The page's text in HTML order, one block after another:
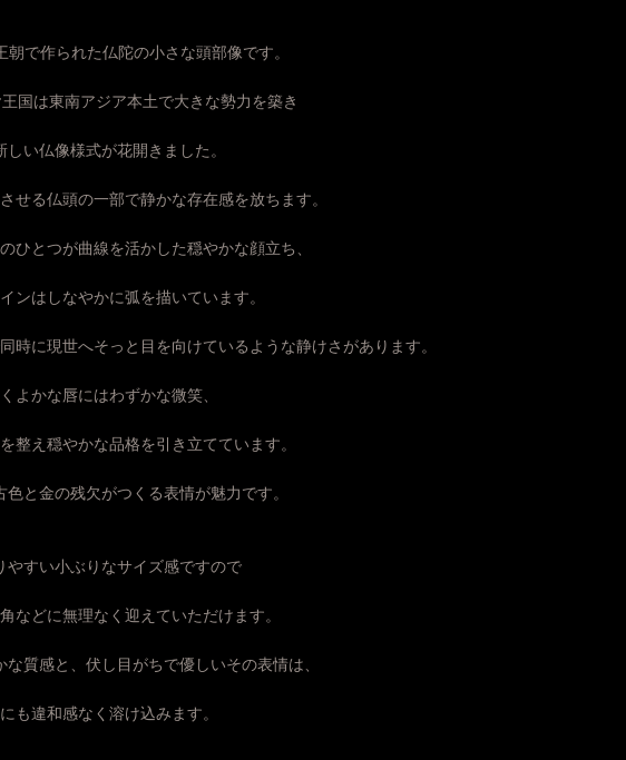
で作られた仏陀の小さな頭部像です。
国は東南アジア本土で大きな勢力を築き
しい仏像様式が花開きました。
せる仏頭の一部で静かな存在感を放ちます。
ひとつが曲線を活かした穏やかな顔立ち、
ンはしなやかに弧を描いています。
時に現世へそっと目を向けているような静けさがあります。
よかな唇にはわずかな微笑、
整え穏やかな品格を引き立てています。
と金の残欠がつくる表情が魅力です。
やすい小ぶりなサイズ感ですので
などに無理なく迎えていただけます。
質感と、伏し目がちで優しいその表情は、
も違和感なく溶け込みます。